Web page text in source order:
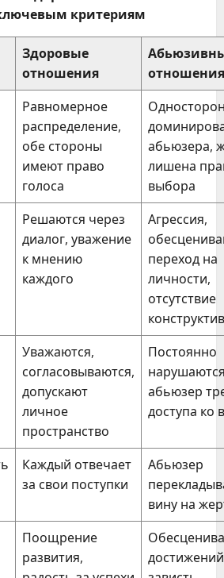
критериям
Здоровые
отношения
отношения
Равномерное
распределение,
обе стороны
имеют право
голоса
абьюзера,
лишена
выбора
Решаются через
диалог, уважение
к мнению
каждого
Агрессия,
переход на
личности,
отсутствие
Уважаются,
согласовываются,
допускают
личное
пространство
Постоянно
абьюзер
доступа ко
Каждый отвечает
за свои поступки
Абьюзер
вину на
Поощрение
развития,